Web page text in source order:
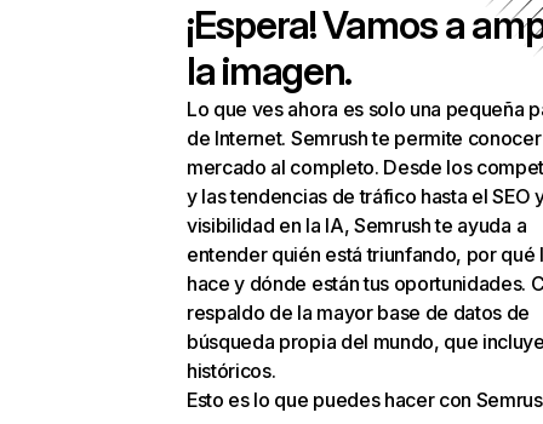
¡Espera! Vamos a
la imagen.
Lo que ves ahora es solo una pequeña
de Internet. Semrush te permite
mercado al completo. Desde los
y las tendencias de tráfico hasta el SEO
visibilidad en la IA, Semrush te ayuda a
entender quién está triunfando, por qué
hace y dónde están tus oportunidades.
respaldo de la mayor base de datos de
búsqueda propia del mundo, que
históricos.
Esto es lo que puedes hacer con